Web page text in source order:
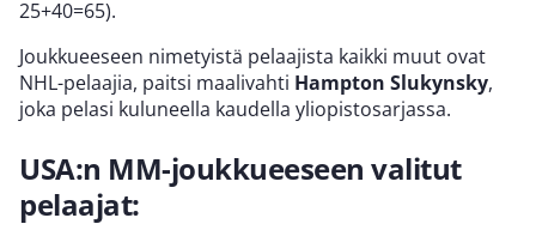
25+40=65).
Joukkueeseen nimetyistä pelaajista kaikki muut ovat
NHL-pelaajia, paitsi maalivahti Hampton Slukynsky,
joka pelasi kuluneella kaudella yliopistosarjassa.
USA:n MM-joukkueeseen valitut
pelaajat: